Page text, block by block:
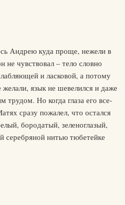
Андрею куда проще, нежели в
чувствовал – тело словно
и ласковой, а потому
язык не шевелился и даже
трудом. Но когда глаза его все-
сразу пожалел, что остался
бородатый, зеленоглазый,
нитью тюбетейке